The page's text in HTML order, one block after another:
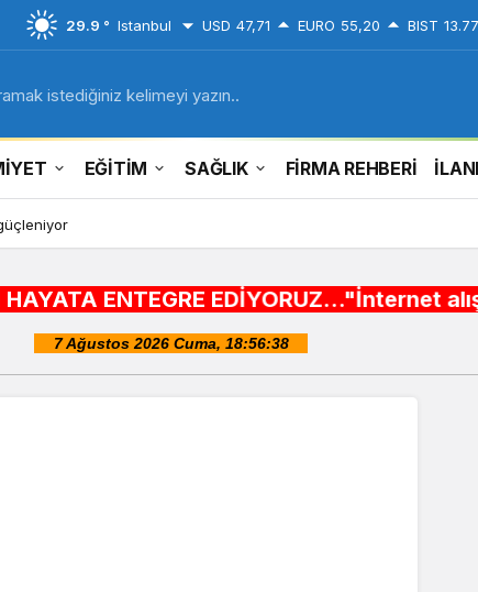
29.9 ° Istanbul USD 47,71 EURO 55,20 BIST
istediğiniz kelimeyi yazın..
EĞİTİM SAĞLIK FİRMA REHBERİ
ENTEGRE EDİYORUZ..."İnternet